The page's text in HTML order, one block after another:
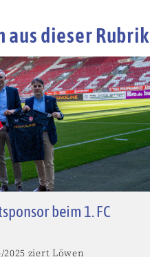
aus dieser Rubrik
beim 1. FC
2025 ziert Löwen